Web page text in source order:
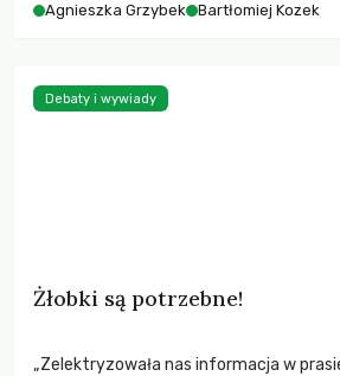
Agnieszka Grzybek Bartłomiej Kozek
Żłobki są potrzebne!
„Zelektryzowała nas informacja w
Debaty i wywiady